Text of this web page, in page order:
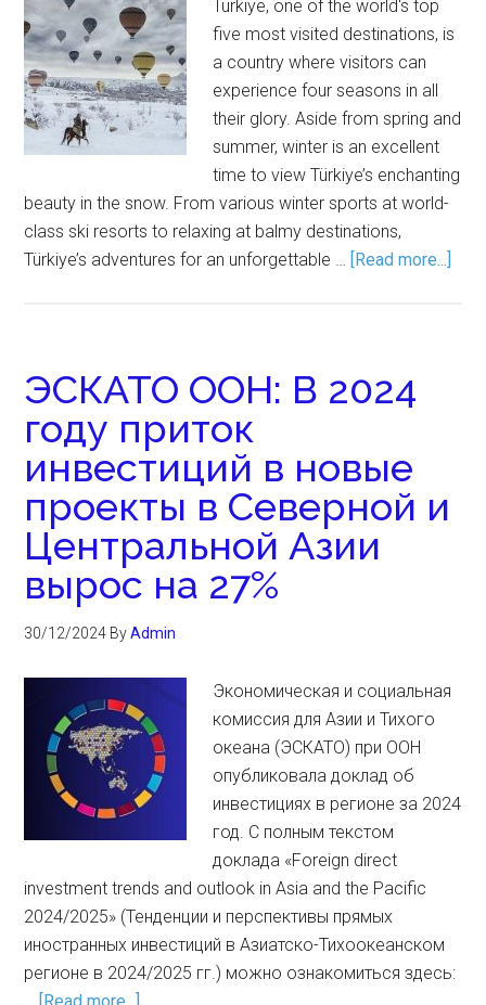
Türkiye, one of the world's top
five most visited destinations, is
a country where visitors can
experience four seasons in all
their glory. Aside from spring and
summer, winter is an excellent
time to view Türkiye’s enchanting
beauty in the snow. From various winter sports at world-
class ski resorts to relaxing at balmy destinations,
Türkiye’s adventures for an unforgettable … [Read more...]
ЭСКАТО ООН: В 2024
году приток
инвестиций в новые
проекты в Северной и
Центральной Азии
вырос на 27%
30/12/2024 ByAdmin
Экономическая и социальная
комиссия для Азии и Тихого
океана (ЭСКАТО) при ООН
опубликовала доклад об
инвестициях в регионе за 2024
год. С полным текстом
доклада «Foreign direct
investment trends and outlook in Asia and the Pacific
2024/2025» (Тенденции и перспективы прямых
иностранных инвестиций в Азиатско-Тихоокеанском
регионе в 2024/2025 гг.) можно ознакомиться здесь: